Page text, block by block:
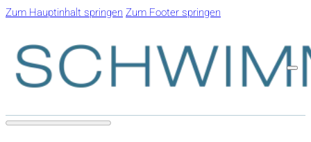
Zum Hauptinhalt springen Zum Footer springen